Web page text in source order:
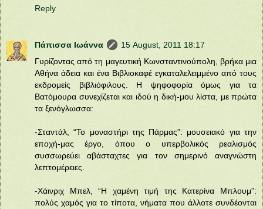
Reply
Πάπισσα Ιωάννα
15 August, 2011 18:17
Γυρίζοντας από τη μαγευτική Κωνσταντινούπολη, βρήκα μια
Αθήνα άδεια και ένα Βιβλιοκαφέ εγκαταλελειμμένο από τους
εκδρομείς βιβλιόφιλους. Η ψηφοφορία όμως για τα
Βατόμουρα συνεχίζεται και ιδού η δική-μου λίστα, με πρώτα
τα ξενόγλωσσα:
-Σταντάλ, “Το μοναστήρι της Πάρμας”: μουσειακό για την
εποχή-μας έργο, όπου ο υπερβολικός ρεαλισμός
συσσωρεύει αβάσταχτες για τον σημερινό αναγνώστη
λεπτομέρειες.
-Χάινριχ Μπελ, “Η χαμένη τιμή της Κατερίνα Μπλουμ”:
πολύς χαμός για το τίποτα, νήματα που άλλοτε συνδέονται